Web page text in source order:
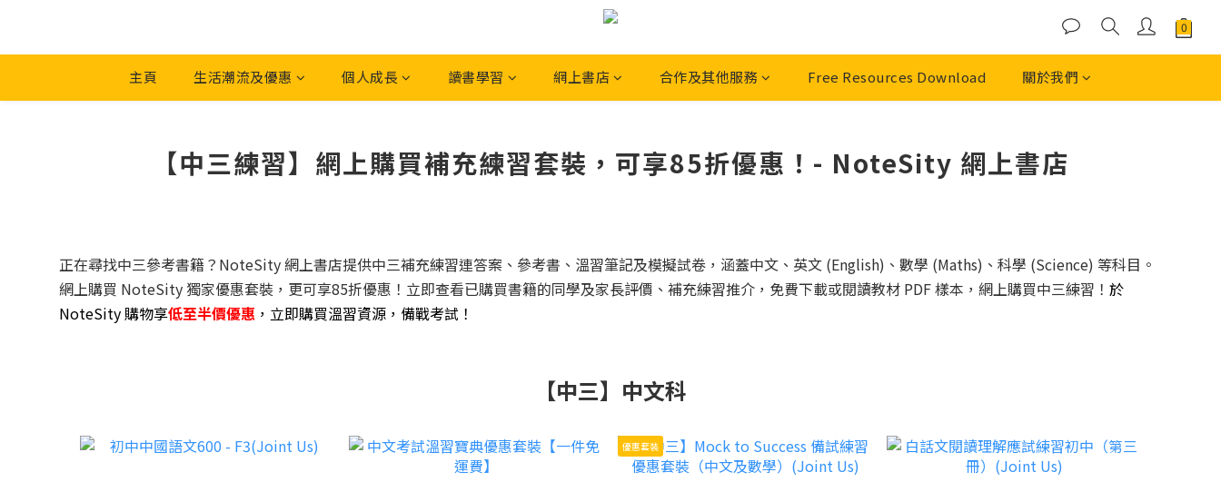
主頁 生活潮流及優惠 個人成長 讀書學習 網上書店 合作及其他服務 Free Resources Download 關於我們
【中三練習】網上購買補充練習套裝，可享85折優惠！- NoteSity 網上書店
正在尋找中三參考書籍？NoteSity 網上書店提供中三補充練習連答案、參考書、溫習筆記及模擬試卷，涵蓋中文、英文 (English)、數學 (Maths)、科學 (Science) 等科目。
網上購買 NoteSity 獨家優惠套裝，更可享85折優惠！立即查看已購買書籍的同學及家長評價、補充練習推介，免費下載或閱讀教材 PDF 樣本，網上購買中三練習！ 於
NoteSity 購物享低至半價優惠 ，立即購買溫習資源，備戰考試！
【中三】中文科
優惠套裝